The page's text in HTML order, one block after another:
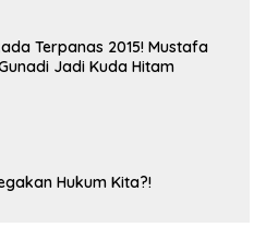
Terpanas 2015! Mustafa
Jadi Kuda Hitam
Hukum Kita?!